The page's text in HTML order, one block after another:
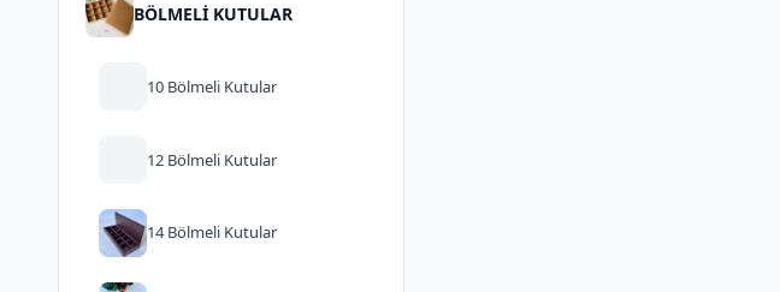
BÖLMELİ KUTULAR
10 Bölmeli Kutular
12 Bölmeli Kutular
14 Bölmeli Kutular